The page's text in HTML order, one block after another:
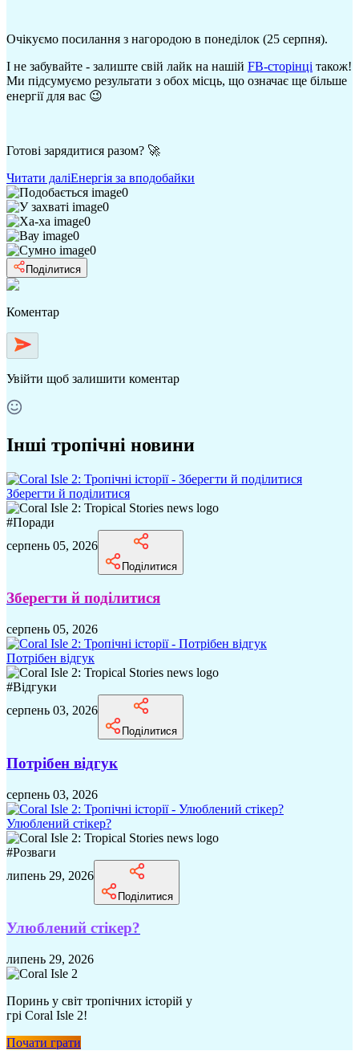
Очікуємо посилання з нагородою в понеділок (25 серпня).
І не забувайте - залиште свій лайк на нашій FB-сторінці також!
Ми підсумуємо результати з обох місць, що означає ще більше
енергії для вас 😉
Готові зарядитися разом? 🚀
Читати даліЕнергія за вподобайки
0
0
0
0
0
Поділитися
Коментар
Увійти щоб залишити коментар
Інші тропічні новини
Зберегти й поділитися
#Поради
серпень 05, 2026
Поділитися
Зберегти й поділитися
серпень 05, 2026
Потрібен відгук
#Відгуки
серпень 03, 2026
Поділитися
Потрібен відгук
серпень 03, 2026
Улюблений стікер?
#Розваги
липень 29, 2026
Поділитися
Улюблений стікер?
липень 29, 2026
Поринь у світ тропічних історій у
грі Coral Isle 2!
Почати грати